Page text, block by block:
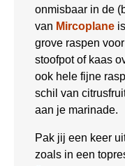
onmisbaar in de
van Mircoplane
grove raspen
stoofpot of kaas
ook hele fijne
schil van
aan je marinade.
Pak jij een keer
zoals in een